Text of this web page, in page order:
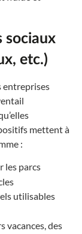
sociaux
etc.)
entreprises
mettent à
:
les parcs
utilisables
vacances, des